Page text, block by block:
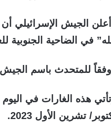
الجيش الإسرائيلي
في الضاحية الجنوبية
للمتحدث باسم
تشرين الأول 2023.